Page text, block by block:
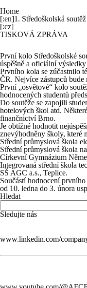
Home
[:en]1. Středoškolská
[:cz]
TISKOVÁ ZPRÁVA
První kolo Středoškolské
úspěšně a oficiální
Prvního kola se zúčastnilo
ČR. Nejvíce zástupců
První „osvětové“ kolo
hodnocených studentů
Do soutěže se zapojili
hotelových škol atd.
finančnictví Brno.
Je obtížné hodnotit
znevýhodněny školy, které
Střední průmyslová škola
Střední průmyslová škola
Církevní Gymnázium
Integrovaná střední škola
SŠ AGC a.s., Teplice.
Součástí hodnocení
od 10. ledna do 3. února
Hledat
Sledujte nás
www.linkedin.com/